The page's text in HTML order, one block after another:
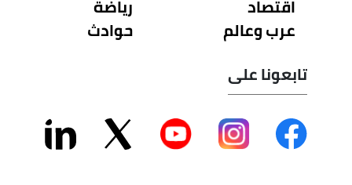
اقتصاد
عرب وعالم
رياضة
حوادث
تابعونا على